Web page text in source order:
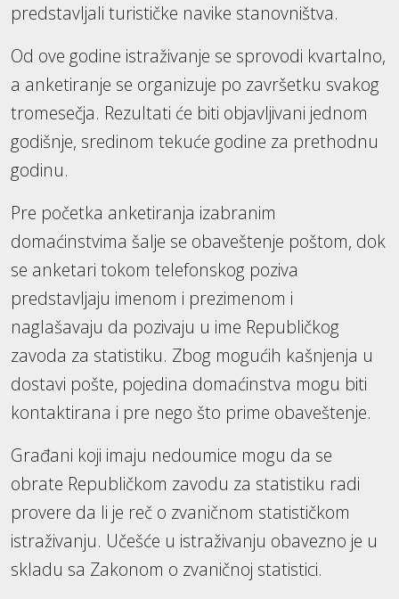
predstavljali turističke navike stanovništva.
Od ove godine istraživanje se sprovodi kvartalno,
a anketiranje se organizuje po završetku svakog
tromesečja. Rezultati će biti objavljivani jednom
godišnje, sredinom tekuće godine za prethodnu
godinu.
Pre početka anketiranja izabranim
domaćinstvima šalje se obaveštenje poštom, dok
se anketari tokom telefonskog poziva
predstavljaju imenom i prezimenom i
naglašavaju da pozivaju u ime Republičkog
zavoda za statistiku. Zbog mogućih kašnjenja u
dostavi pošte, pojedina domaćinstva mogu biti
kontaktirana i pre nego što prime obaveštenje.
Građani koji imaju nedoumice mogu da se
obrate Republičkom zavodu za statistiku radi
provere da li je reč o zvaničnom statističkom
istraživanju. Učešće u istraživanju obavezno je u
skladu sa Zakonom o zvaničnoj statistici.